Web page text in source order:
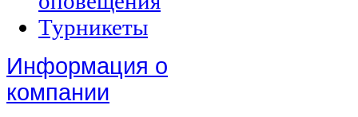
Турникеты
Информация о
компании